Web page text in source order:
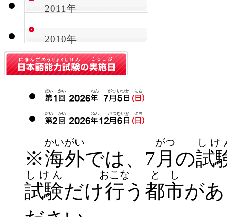
2011年
2010年
※海外
かいがい
では、7 月
がつ
の試
しけ
試験
しけん
だけ行
おこな
う 都市
とし
が